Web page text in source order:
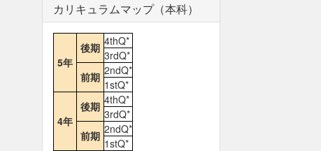
カリキュラムマップ（本科）
5年
後期 4thQ*
3rdQ*
前期 2ndQ*
1stQ*
4年
後期 4thQ*
3rdQ*
前期 2ndQ*
1stQ*